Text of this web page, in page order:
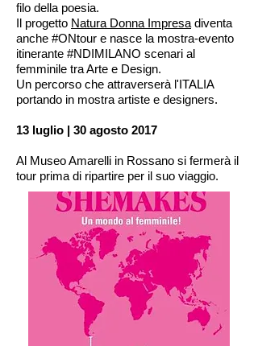
filo della poesia.
Il progetto Natura Donna Impresa diventa
anche #ONtour e nasce la mostra-evento
itinerante #NDIMILANO scenari al
femminile tra Arte e Design.
Un percorso che attraverserà l'ITALIA
portando in mostra artiste e designers.
13 luglio | 30 agosto 2017
Al Museo Amarelli in Rossano si fermerà il
tour prima di ripartire per il suo viaggio.